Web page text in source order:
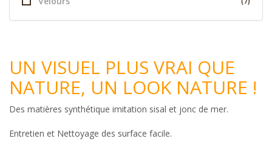
UN VISUEL PLUS VRAI QUE
NATURE, UN LOOK NATURE !
Des matières synthétique imitation sisal et jonc de mer.
Entretien et Nettoyage des surface facile.